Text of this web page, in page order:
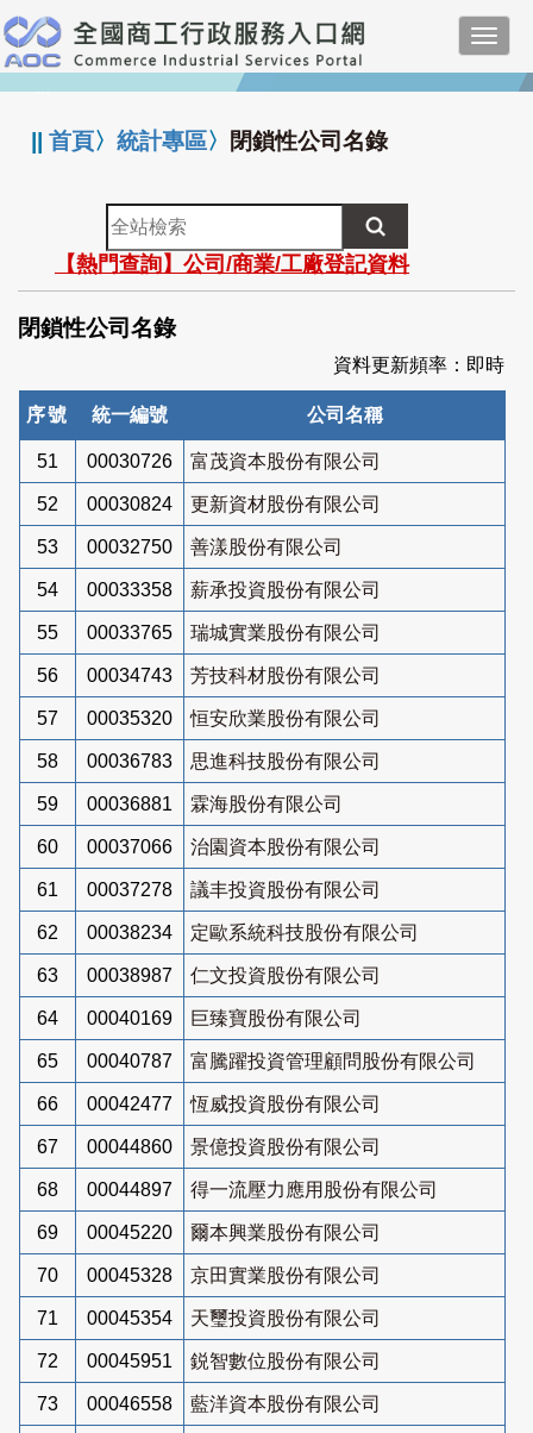
跳
到
主
要
:::
||首頁〉統計專區〉 閉鎖性公司名錄
全
站
檢
索
【熱門查詢】公司/商業/工廠登記資料
閉鎖性公司名錄
資料更新頻率：即時
序號 統一編號 公司名稱
51 00030726 富茂資本股份有限公司
52 00030824 更新資材股份有限公司
53 00032750 善漾股份有限公司
54 00033358 薪承投資股份有限公司
55 00033765 瑞城實業股份有限公司
56 00034743 芳技科材股份有限公司
57 00035320 恒安欣業股份有限公司
58 00036783 思進科技股份有限公司
59 00036881 霖海股份有限公司
60 00037066 治園資本股份有限公司
61 00037278 議丰投資股份有限公司
62 00038234 定歐系統科技股份有限公司
63 00038987 仁文投資股份有限公司
64 00040169 巨臻寶股份有限公司
65 00040787 富騰躍投資管理顧問股份有限公司
66 00042477 恆威投資股份有限公司
67 00044860 景億投資股份有限公司
68 00044897 得一流壓力應用股份有限公司
69 00045220 爾本興業股份有限公司
70 00045328 京田實業股份有限公司
71 00045354 天璽投資股份有限公司
72 00045951 鋭智數位股份有限公司
73 00046558 藍洋資本股份有限公司